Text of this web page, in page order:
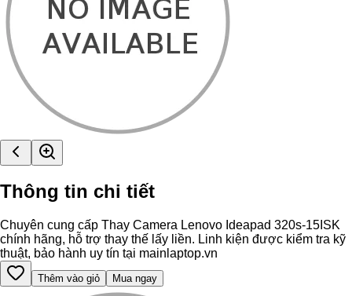
Thông tin chi tiết
Chuyên cung cấp Thay Camera Lenovo Ideapad 320s-15ISK
chính hãng, hỗ trợ thay thế lấy liền. Linh kiện được kiểm tra kỹ
thuật, bảo hành uy tín tại mainlaptop.vn
Thêm vào giỏ Mua ngay